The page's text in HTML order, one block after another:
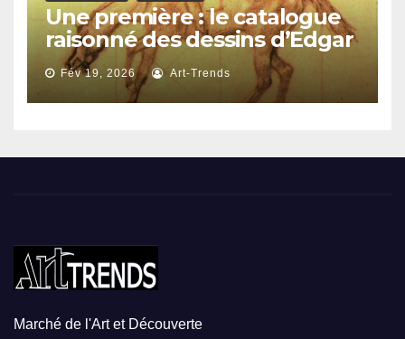
Une première : le catalogue
raisonné des dessins d’Edgar
Degas
Fév 19, 2026 Art-Trends
Marché de l'Art et Découverte